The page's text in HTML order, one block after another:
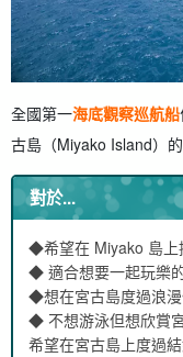
全國第一海底觀察巡航船
古島（Miyako Island）
對於...
◆希望在 Miyako 島上
◆ 適合想要一起玩樂
◆想在宮古島度過浪漫
◆ 不想游泳但想欣賞
希望在宮古島上度過